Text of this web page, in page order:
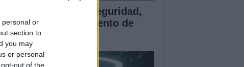
personal or
section to
you may
or personal
out of the
Guía para evaluar seguridad,
garantía y equipamiento de
coches chinos